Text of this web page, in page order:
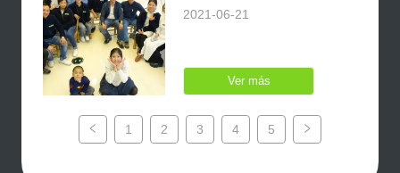
construcción del partido
2021-06-21
Ver más
1 2 3 4 5